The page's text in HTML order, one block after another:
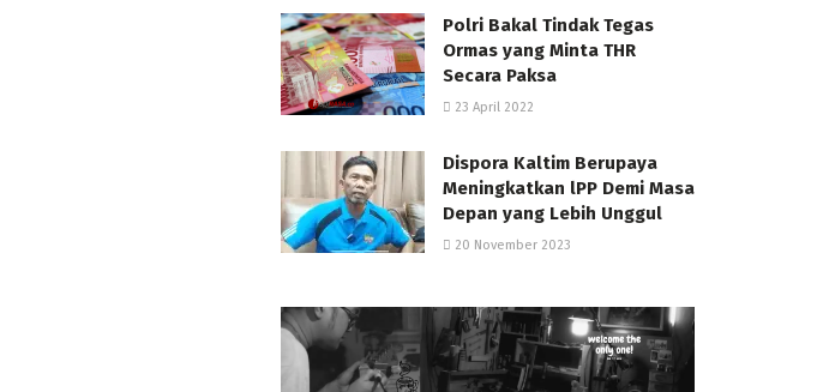
Polri Bakal Tindak Tegas
Ormas yang Minta THR
Secara Paksa
23 April 2022
Dispora Kaltim Berupaya
Meningkatkan lPP Demi Masa
Depan yang Lebih Unggul
20 November 2023